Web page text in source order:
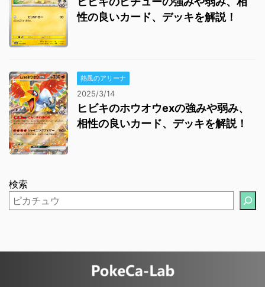
性の良いカード、デッキを解説！
熱風のアリーナ
2025/3/14
ヒビキのホウオウexの強みや弱み、
相性の良いカード、デッキを解説！
検索